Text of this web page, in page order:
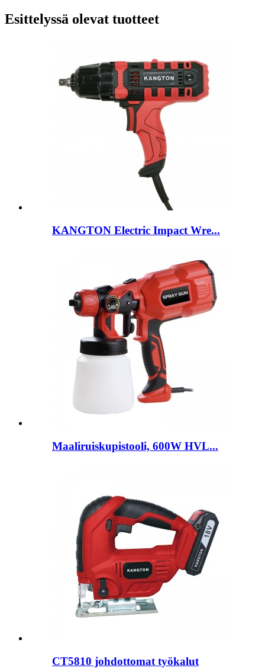
Esittelyssä olevat tuotteet
KANGTON Electric Impact Wre...
Maaliruiskupistooli, 600W HVL...
CT5810 johdottomat työkalut